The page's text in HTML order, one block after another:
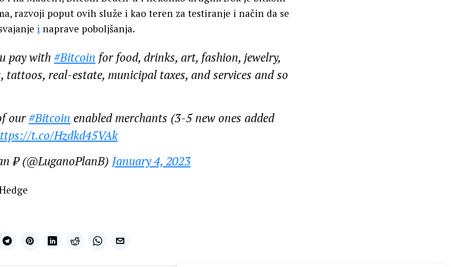
razvoji poput ovih služe i kao teren za testiranje i način da se
i naprave poboljšanja.
pay with #Bitcoin for food, drinks, art, fashion, jewelry,
tattoos, real-estate, municipal taxes, and services and so
our#Bitcoin enabled merchants (3-5 new ones added
t.co/Hzdkd45VAk
₿ (@LuganoPlanB) January 4, 2023